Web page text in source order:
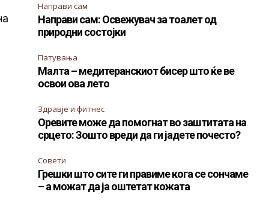
Направи сам
Направи сам: Освежувач за тоалет од
природни состојки
Патувања
Малта – медитеранскиот бисер што ќе ве
освои ова лето
Здравје и фитнес
Оревите може да помогнат во заштитата на
срцето: Зошто вреди да ги јадете почесто?
Совети
Грешки што сите ги правиме кога се сончаме
– а можат да ја оштетат кожата